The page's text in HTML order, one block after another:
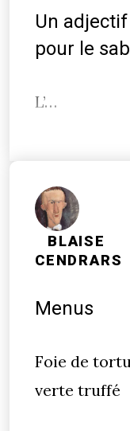
Un adjectif
pour le
L’…
BLAISE
CENDRARS
Menus
Foie de
verte truffé